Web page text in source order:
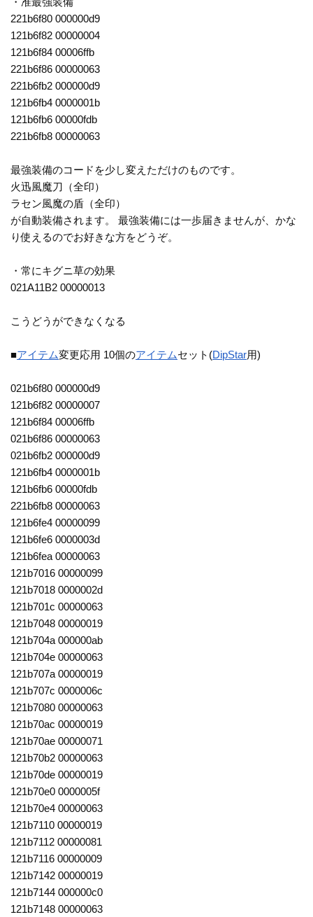
221b6f80 000000d9
121b6f82 00000004
121b6f84 00006ffb
221b6f86 00000063
221b6fb2 000000d9
121b6fb4 0000001b
121b6fb6 00000fdb
221b6fb8 00000063
最強装備のコードを少し変えただけのものです。
火迅風魔刀（全印）
ラセン風魔の盾（全印）
が自動装備されます。 最強装備には一歩届きませんが、かな
り使えるのでお好きな方をどうぞ。
・常にキグニ草の効果
021A11B2 00000013
こうどうができなくなる
■アイテム変更応用 10個のアイテムセット(DipStar用)
021b6f80 000000d9
121b6f82 00000007
121b6f84 00006ffb
021b6f86 00000063
021b6fb2 000000d9
121b6fb4 0000001b
121b6fb6 00000fdb
221b6fb8 00000063
121b6fe4 00000099
121b6fe6 0000003d
121b6fea 00000063
121b7016 00000099
121b7018 0000002d
121b701c 00000063
121b7048 00000019
121b704a 000000ab
121b704e 00000063
121b707a 00000019
121b707c 0000006c
121b7080 00000063
121b70ac 00000019
121b70ae 00000071
121b70b2 00000063
121b70de 00000019
121b70e0 0000005f
121b70e4 00000063
121b7110 00000019
121b7112 00000081
121b7116 00000009
121b7142 00000019
121b7144 000000c0
121b7148 00000063